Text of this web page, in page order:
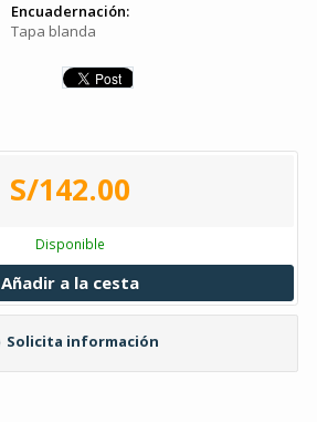
Encuadernación:
Tapa blanda
S/142.00
Disponible
Añadir a la cesta
Solicita información